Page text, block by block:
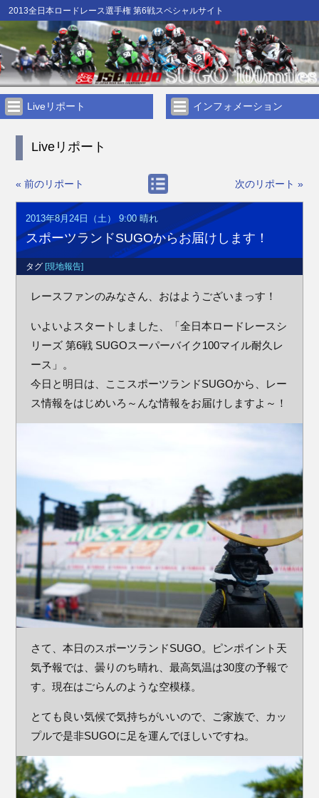
2013全日本ロードレース選手権 第6戦スペシャルサイト
Liveリポート インフォメーション
Liveリポート
« 前のリポート 次のリポート »
2013年8月24日（土） 9:00晴れ
スポーツランドSUGOからお届けします！
タグ [現地報告]
レースファンのみなさん、おはようございまっす！
いよいよスタートしました、「全日本ロードレースシ
リーズ 第6戦 SUGOスーパーバイク100マイル耐久レ
ース」。
今日と明日は、ここスポーツランドSUGOから、レー
ス情報をはじめいろ～んな情報をお届けしますよ～！
さて、本日のスポーツランドSUGO。ピンポイント天
気予報では、曇りのち晴れ、最高気温は30度の予報で
す。現在はごらんのような空模様。
とても良い気候で気持ちがいいので、ご家族で、カッ
プルで是非SUGOに足を運んでほしいですね。